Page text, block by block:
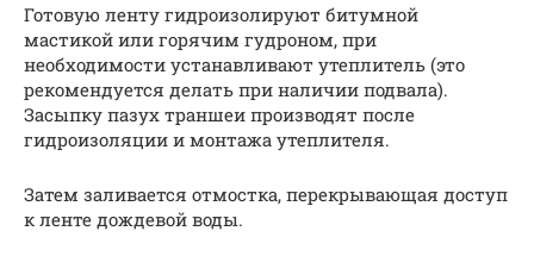
Готовую ленту гидроизолируют битумной
мастикой или горячим гудроном, при
необходимости устанавливают утеплитель (это
рекомендуется делать при наличии подвала).
Засыпку пазух траншеи производят после
гидроизоляции и монтажа утеплителя.
Затем заливается отмостка, перекрывающая доступ
к ленте дождевой воды.